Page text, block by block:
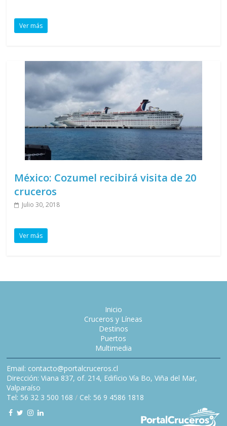
Ver más
México: Cozumel recibirá visita de 20
cruceros
Julio 30, 2018
Ver más
Inicio
Cruceros y Líneas
Destinos
Puertos
Multimedia
Email: contacto@portalcruceros.cl
Dirección: Viana 837, of. 214, Edificio Vía Bo, Viña del Mar,
Valparaíso
Tel: 56 32 3 500 168 / Cel: 56 9 4586 1818